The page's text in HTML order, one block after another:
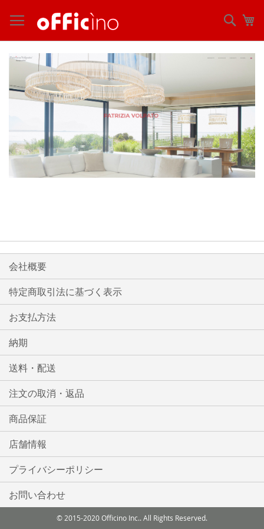
ン
テ
ン
に
キ
ッ
検
索
会社概要
特定商取引法に基づく表示
お支払方法
納期
送料・配送
注文の取消・返品
商品保証
店舗情報
プライバシーポリシー
お問い合わせ
© 2015-2020 Officino Inc.. All Rights Reserved.